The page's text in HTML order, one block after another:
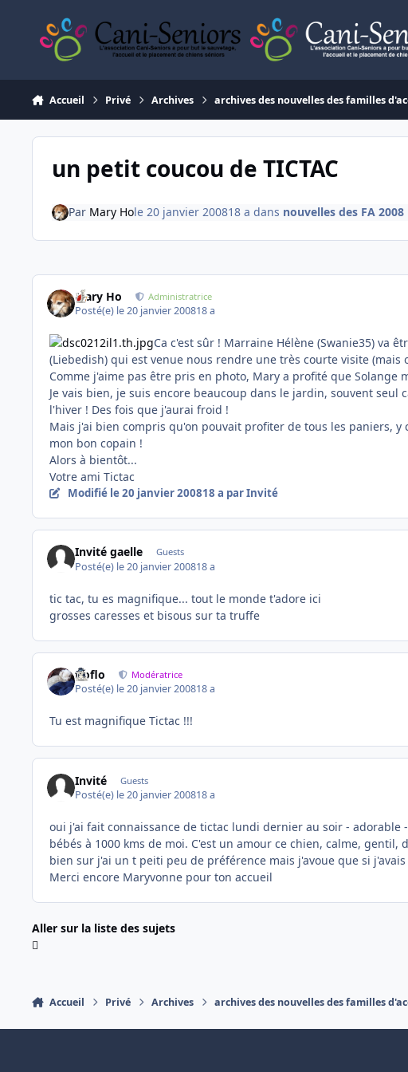
Accueil Privé Archives archives des nouvelles des familles
un petit coucou de TICTAC
Par Mary Hole 20 janvier 200818 a dans nouvelles des FA 2008
Mary Ho Administratrice
Posté(e) le 20 janvier 200818 a
Ca c'est sûr ! Marraine Hélène (Swanie35) va
(Liebedish) qui est venue nous rendre une très courte visite (mais
Comme j'aime pas être pris en photo, Mary a profité que Solange
Je vais bien, je suis encore beaucoup dans le jardin, souvent
l'hiver ! Des fois que j'aurai froid !
Mais j'ai bien compris qu'on pouvait profiter de tous les paniers,
mon bon copain !
Alors à bientôt...
Votre ami Tictac
Modifié le 20 janvier 200818 a par Invité
Invité gaelle Guests
Posté(e) le 20 janvier 200818 a
tic tac, tu es magnifique... tout le monde t'adore ici
grosses caresses et bisous sur ta truffe
floflo Modératrice
Posté(e) le 20 janvier 200818 a
Tu est magnifique Tictac !!!
Invité Guests
Posté(e) le 20 janvier 200818 a
oui j'ai fait connaissance de tictac lundi dernier au soir - adorable
bébés à 1000 kms de moi. C'est un amour ce chien, calme,
bien sur j'ai un t peiti peu de préférence mais j'avoue que si
Merci encore Maryvonne pour ton accueil
Aller sur la liste des sujets
Accueil Privé Archives archives des nouvelles des familles